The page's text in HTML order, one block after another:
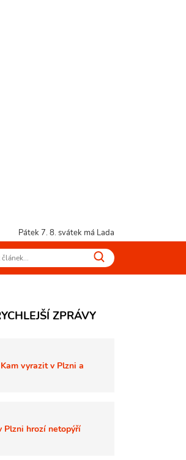
Pátek 7. 8. svátek má Lada
ZPRÁVY
vyrazit v Plzni a
Plzni hrozí netopýří